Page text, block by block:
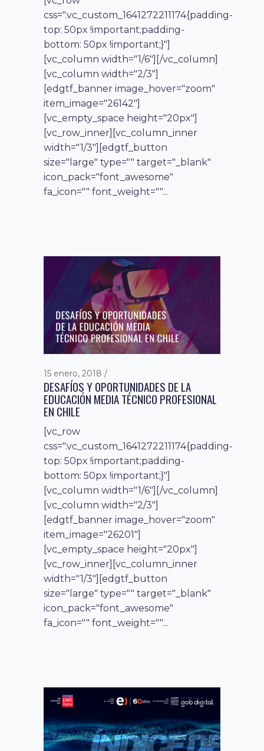
css=".vc_custom_1641272211174{padding-
top: 50px !important;padding-
bottom: 50px !important;}"]
[vc_column width="1/6"][/vc_column]
[vc_column width="2/3"]
[edgtf_banner image_hover="zoom"
item_image="26142"]
[vc_empty_space height="20px"]
[vc_row_inner][vc_column_inner
width="1/3"][edgtf_button
size="large" type="" target="_blank"
icon_pack="font_awesome"
fa_icon="" font_weight=""...
15 enero, 2018
DESAFÍOS Y OPORTUNIDADES DE LA
EDUCACIÓN MEDIA TÉCNICO PROFESIONAL
EN CHILE
[vc_row
css=".vc_custom_1641272211174{padding-
top: 50px !important;padding-
bottom: 50px !important;}"]
[vc_column width="1/6"][/vc_column]
[vc_column width="2/3"]
[edgtf_banner image_hover="zoom"
item_image="26201"]
[vc_empty_space height="20px"]
[vc_row_inner][vc_column_inner
width="1/3"][edgtf_button
size="large" type="" target="_blank"
icon_pack="font_awesome"
fa_icon="" font_weight=""...